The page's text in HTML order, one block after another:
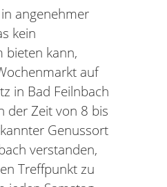
angenehmer
kein
bieten kann,
auf
in Bad Feilnbach
der Zeit von 8 bis
Genussort
verstanden,
Treffpunkt zu